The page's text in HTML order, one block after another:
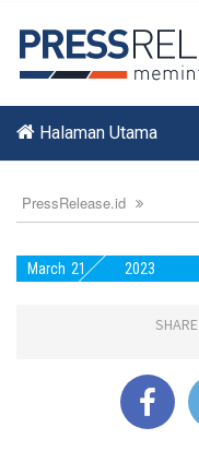
Halaman Utama
PressRelease.id
March 21 2023
SHARE